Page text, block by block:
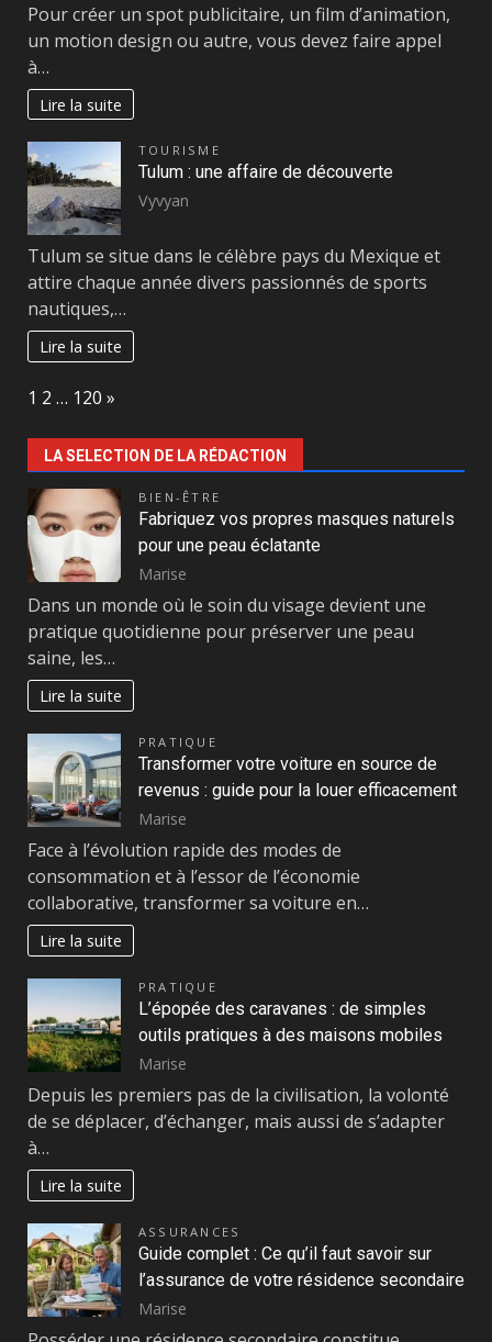
Pour créer un spot publicitaire, un film d’animation,
un motion design ou autre, vous devez faire appel
à…
Lire la suite
TOURISME
Tulum : une affaire de découverte
Vyvyan
Tulum se situe dans le célèbre pays du Mexique et
attire chaque année divers passionnés de sports
nautiques,…
Lire la suite
Page:
1 2 … 120 Next
»
LA SELECTION DE LA RÉDACTION
BIEN-ÊTRE
Fabriquez vos propres masques naturels
pour une peau éclatante
Marise
Dans un monde où le soin du visage devient une
pratique quotidienne pour préserver une peau
saine, les…
Lire la suite
PRATIQUE
Transformer votre voiture en source de
revenus : guide pour la louer efficacement
Marise
Face à l’évolution rapide des modes de
consommation et à l’essor de l’économie
collaborative, transformer sa voiture en…
Lire la suite
PRATIQUE
L’épopée des caravanes : de simples
outils pratiques à des maisons mobiles
Marise
Depuis les premiers pas de la civilisation, la volonté
de se déplacer, d’échanger, mais aussi de s’adapter
à…
Lire la suite
ASSURANCES
Guide complet : Ce qu’il faut savoir sur
l’assurance de votre résidence secondaire
Marise